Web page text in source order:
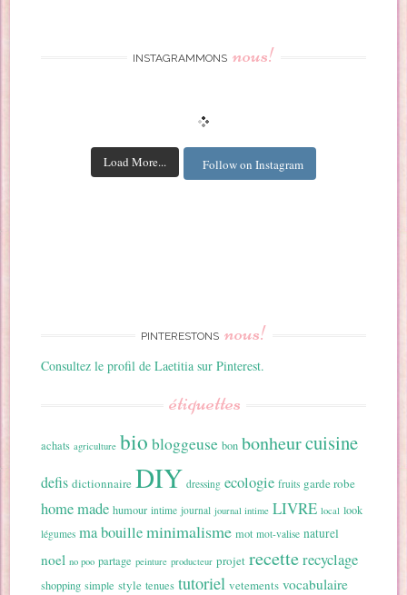
INSTAGRAMMONS nous!
Load More... Follow on Instagram
PINTERESTONS nous!
Consultez le profil de Laetitia sur Pinterest.
étiquettes
achats agriculture bio bloggeuse bon bonheurcuisine
defis dictionnaire DIY dressing ecologie fruits garde robe
home made humour intime journal journal intime LIVRE local look
légumes ma bouilleminimalisme mot mot-valise naturel
noel no poo partage peinture producteur projet recetterecyclage
shopping simple style tenues tutoriel vetements vocabulaire